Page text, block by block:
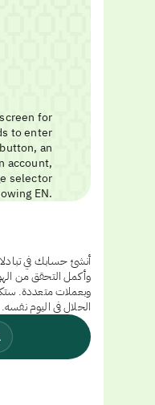
أنشئ حسابك في
وأكمل التحقق من
وبعملات متعددة.
الحلال في اليوم نفسه.